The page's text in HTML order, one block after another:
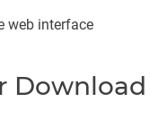
web interface
Download